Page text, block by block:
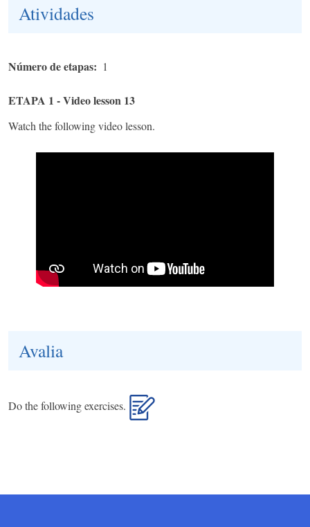
Atividades
Número de etapas 1
ETAPA 1 - Video lesson 13
Watch the following video lesson.
Avalia
Do the following exercises.